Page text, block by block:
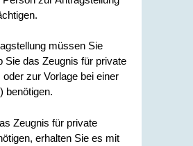
müssen Sie
Sie das Zeugnis für private
zur Vorlage bei einer
benötigen.
Zeugnis für private
erhalten Sie es mit